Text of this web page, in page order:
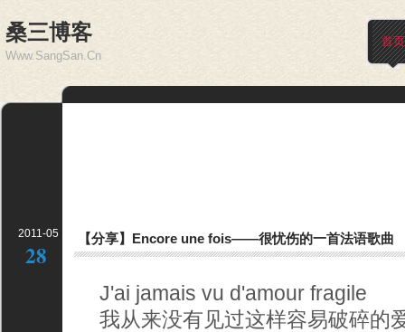
桑三博客
Www.SangSan.Cn
首页
2011-05
28
【分享】Encore une fois——很忧伤的一首法语歌曲
J'ai jamais vu d'amour fragile
我从来没有见过这样容易破碎的